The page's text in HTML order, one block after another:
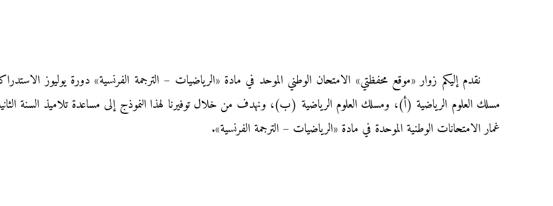
مسلك العلوم الرياضية (أ)، ومسلك العلوم الرياضية (ب)، ونهدف من خلال توفيرنا لهذا النموذج إلى مساعدة تلاميذ السنة
غمار الامتحانات الوطنية الموحدة في مادة «الرياضيات – الترجمة الفرنسية».